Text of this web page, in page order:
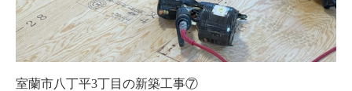
室蘭市八丁平3丁目の新築工事⑦